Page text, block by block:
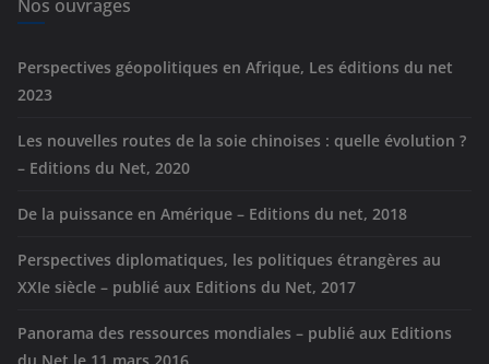
s
Nos ouvrages
Perspectives géopolitiques en Afrique, Les éditions du net
2023
Les nouvelles routes de la soie chinoises : quelle évolution ?
– Editions du Net, 2020
De la puissance en Amérique – Editions du net, 2018
Perspectives diplomatiques, les politiques étrangères au
XXIe siècle – publié aux Editions du Net, 2017
Panorama des ressources mondiales – publié aux Editions
du Net le 11 mars 2016